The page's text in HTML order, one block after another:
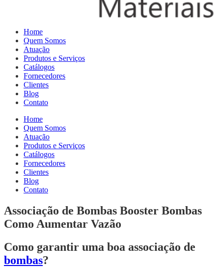
Home
Quem Somos
Atuação
Produtos e Serviços
Catálogos
Fornecedores
Clientes
Blog
Contato
Home
Quem Somos
Atuação
Produtos e Serviços
Catálogos
Fornecedores
Clientes
Blog
Contato
Associação de Bombas Booster Bombas
Como Aumentar Vazão
Como garantir uma boa associação de
bombas?